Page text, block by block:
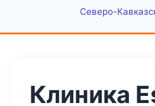
Северо-
Клиника